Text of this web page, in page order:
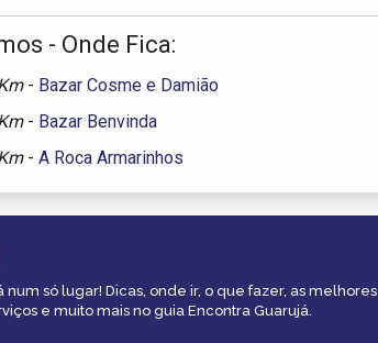
- Onde Fica:
- Bazar Cosme e Damião
- Bazar Benvinda
- A Roca Armarinhos
só lugar! Dicas, onde ir, o que fazer, as melhores
e muito mais no guia Encontra Guarujá.